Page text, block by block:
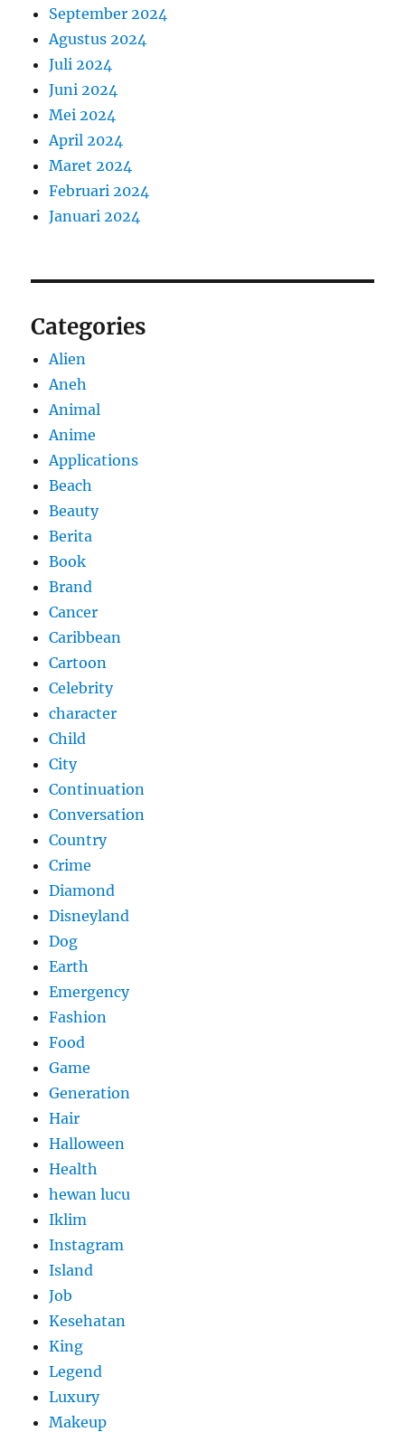
September 2024
Agustus 2024
Juli 2024
Juni 2024
Mei 2024
April 2024
Maret 2024
Februari 2024
Januari 2024
Categories
Alien
Aneh
Animal
Anime
Applications
Beach
Beauty
Berita
Book
Brand
Cancer
Caribbean
Cartoon
Celebrity
character
Child
City
Continuation
Conversation
Country
Crime
Diamond
Disneyland
Dog
Earth
Emergency
Fashion
Food
Game
Generation
Hair
Halloween
Health
hewan lucu
Iklim
Instagram
Island
Job
Kesehatan
King
Legend
Luxury
Makeup